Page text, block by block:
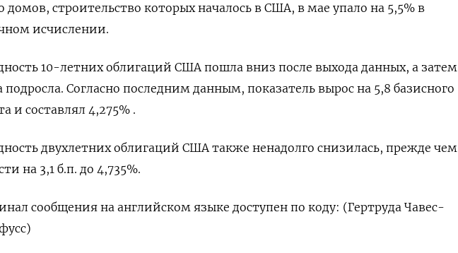
домов, строительство которых началось в США, в мае упало на 5,5% в
исчислении.
10-летних облигаций США пошла вниз после выхода данных, а затем
подросла. Согласно последним данным, показатель вырос на 5,8 базисного
и составлял 4,275% .
двухлетних облигаций США также ненадолго снизилась, прежде чем
на 3,1 б.п. до 4,735%.
сообщения на английском языке доступен по коду: (Гертруда Чавес-